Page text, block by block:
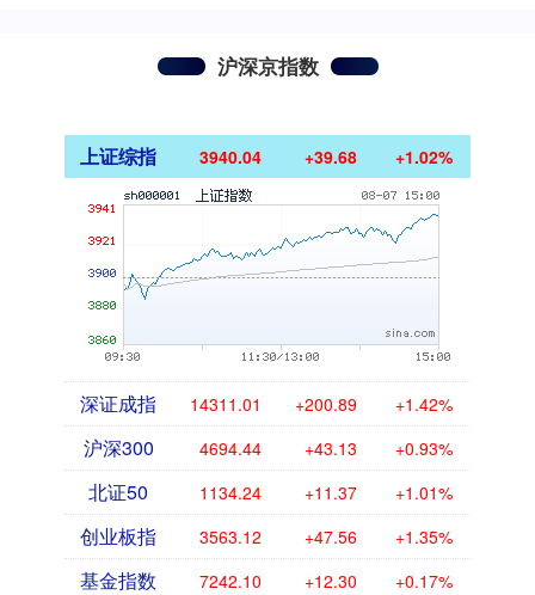
沪深京指数
上证综指 3940.04 +39.68 +1.02%
深证成指 14311.01 +200.89 +1.42%
沪深300 4694.44 +43.13 +0.93%
北证50 1134.24 +11.37 +1.01%
创业板指 3563.12 +47.56 +1.35%
基金指数 7242.10 +12.30 +0.17%